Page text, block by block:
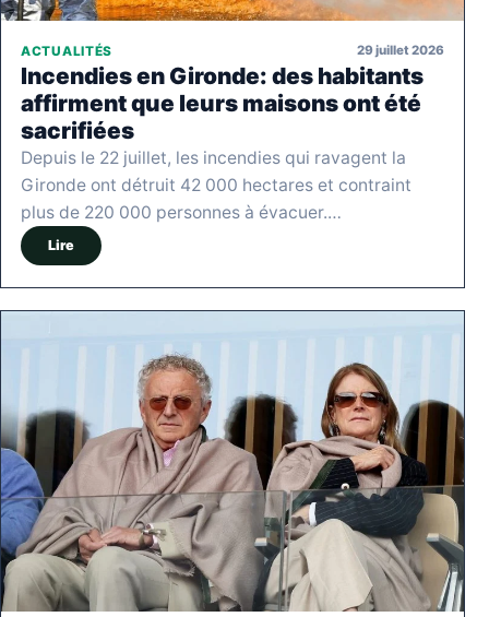
ACTUALITÉS 29 juillet 2026
Incendies en Gironde: des habitants
affirment que leurs maisons ont été
sacrifiées
Depuis le 22 juillet, les incendies qui ravagent la
Gironde ont détruit 42 000 hectares et contraint
plus de 220 000 personnes à évacuer.…
Lire